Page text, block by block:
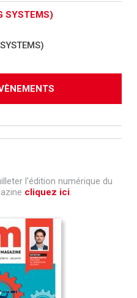
SYSTEMS)
l'édition numérique du
cliquez ici.